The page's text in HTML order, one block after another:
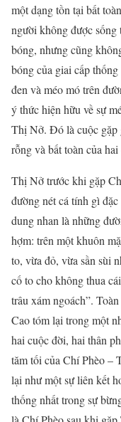
một dạng tồn tại bất
người không được
bóng, nhưng cũng
bóng của giai cấp
đen và méo mó trên
ý thức hiện hữu về sự
Thị Nở. Đó là cuộc gặp
rỗng và bất toàn của
Thị Nở trước khi gặp
đường nét cá tính gì
dung nhan là những
hợm: trên một khuôn
to, vừa đỏ, vừa sần sùi
cố to cho không thua
trâu xám ngoách”.
Cao tóm lại trong một
hai cuộc đời, hai thân
tăm tối của Chí Phèo –
lại như một sự liên kết
thống nhất trong sự